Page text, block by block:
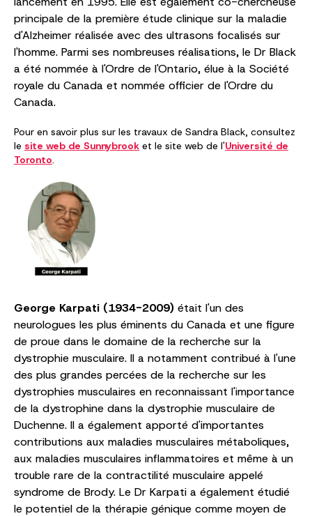
principale de la première étude clinique sur la maladie
d'Alzheimer réalisée avec des ultrasons focalisés sur
l'homme. Parmi ses nombreuses réalisations, le Dr Black
a été nommée à l'Ordre de l'Ontario, élue à la Société
royale du Canada et nommée officier de l'Ordre du
Canada.
Pour en savoir plus sur les travaux de Sandra Black, consultez
le site web de Sunnybrook et le site web de l'Université de
Toronto.
George Karpati (1934-2009) était l'un des
neurologues les plus éminents du Canada et une figure
de proue dans le domaine de la recherche sur la
dystrophie musculaire. Il a notamment contribué à l'une
des plus grandes percées de la recherche sur les
dystrophies musculaires en reconnaissant l'importance
de la dystrophine dans la dystrophie musculaire de
Duchenne. Il a également apporté d'importantes
contributions aux maladies musculaires métaboliques,
aux maladies musculaires inflammatoires et même à un
trouble rare de la contractilité musculaire appelé
syndrome de Brody. Le Dr Karpati a également étudié
le potentiel de la thérapie génique comme moyen de